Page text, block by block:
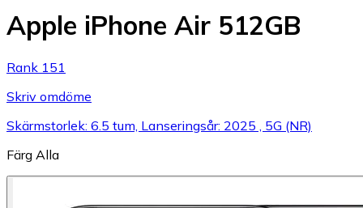
Apple iPhone Air 512GB
Rank 151
Skriv omdöme
Skärmstorlek: 6.5 tum, Lanseringsår: 2025 , 5G (NR)
Färg Alla